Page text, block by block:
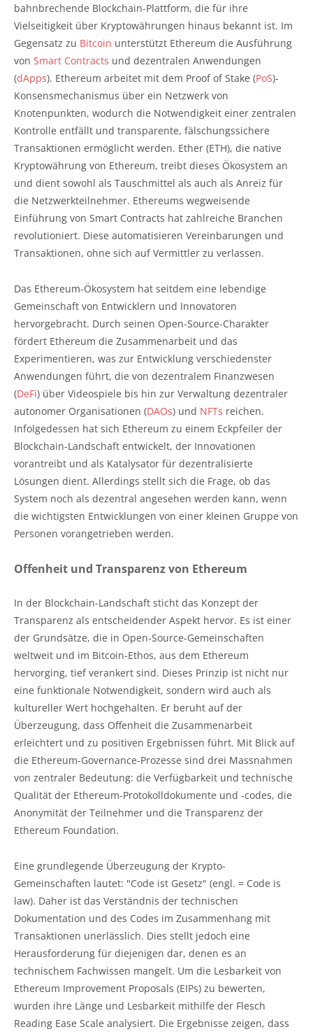
bahnbrechende Blockchain-Plattform, die für ihre
Vielseitigkeit über Kryptowährungen hinaus bekannt ist. Im
Gegensatz zu Bitcoin unterstützt Ethereum die Ausführung
von Smart Contracts und dezentralen Anwendungen
(dApps). Ethereum arbeitet mit dem Proof of Stake (PoS)-
Konsensmechanismus über ein Netzwerk von
Knotenpunkten, wodurch die Notwendigkeit einer zentralen
Kontrolle entfällt und transparente, fälschungssichere
Transaktionen ermöglicht werden. Ether (ETH), die native
Kryptowährung von Ethereum, treibt dieses Ökosystem an
und dient sowohl als Tauschmittel als auch als Anreiz für
die Netzwerkteilnehmer. Ethereums wegweisende
Einführung von Smart Contracts hat zahlreiche Branchen
revolutioniert. Diese automatisieren Vereinbarungen und
Transaktionen, ohne sich auf Vermittler zu verlassen.
Das Ethereum-Ökosystem hat seitdem eine lebendige
Gemeinschaft von Entwicklern und Innovatoren
hervorgebracht. Durch seinen Open-Source-Charakter
fördert Ethereum die Zusammenarbeit und das
Experimentieren, was zur Entwicklung verschiedenster
Anwendungen führt, die von dezentralem Finanzwesen
(DeFi) über Videospiele bis hin zur Verwaltung dezentraler
autonomer Organisationen (DAOs) und NFTs reichen.
Infolgedessen hat sich Ethereum zu einem Eckpfeiler der
Blockchain-Landschaft entwickelt, der Innovationen
vorantreibt und als Katalysator für dezentralisierte
Lösungen dient. Allerdings stellt sich die Frage, ob das
System noch als dezentral angesehen werden kann, wenn
die wichtigsten Entwicklungen von einer kleinen Gruppe von
Personen vorangetrieben werden.
Offenheit und Transparenz von Ethereum
In der Blockchain-Landschaft sticht das Konzept der
Transparenz als entscheidender Aspekt hervor. Es ist einer
der Grundsätze, die in Open-Source-Gemeinschaften
weltweit und im Bitcoin-Ethos, aus dem Ethereum
hervorging, tief verankert sind. Dieses Prinzip ist nicht nur
eine funktionale Notwendigkeit, sondern wird auch als
kultureller Wert hochgehalten. Er beruht auf der
Überzeugung, dass Offenheit die Zusammenarbeit
erleichtert und zu positiven Ergebnissen führt. Mit Blick auf
die Ethereum-Governance-Prozesse sind drei Massnahmen
von zentraler Bedeutung: die Verfügbarkeit und technische
Qualität der Ethereum-Protokolldokumente und -codes, die
Anonymität der Teilnehmer und die Transparenz der
Ethereum Foundation.
Eine grundlegende Überzeugung der Krypto-
Gemeinschaften lautet: "Code ist Gesetz" (engl. = Code is
law). Daher ist das Verständnis der technischen
Dokumentation und des Codes im Zusammenhang mit
Transaktionen unerlässlich. Dies stellt jedoch eine
Herausforderung für diejenigen dar, denen es an
technischem Fachwissen mangelt. Um die Lesbarkeit von
Ethereum Improvement Proposals (EIPs) zu bewerten,
wurden ihre Länge und Lesbarkeit mithilfe der Flesch
Reading Ease Scale analysiert. Die Ergebnisse zeigen, dass